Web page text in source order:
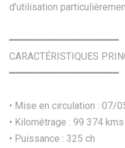
d'utilisation
━━━━━━━━━━━━━━━━━━
CARACTÉRISTIQUES
━━━━━━━━━━━━━━━━━━
• Mise en circulation : 07/
• Kilométrage : 99 374 kms
• Puissance : 325 ch